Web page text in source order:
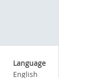
Language
English